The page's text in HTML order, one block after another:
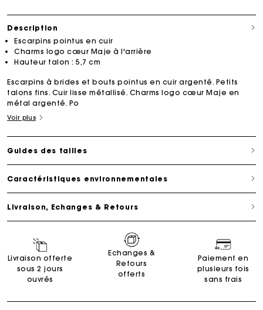
Description
Escarpins pointus en cuir
Charms logo cœur Maje à l'arrière
Hauteur talon : 5,7 cm
Escarpins à brides et bouts pointus en cuir argenté. Petits
talons fins. Cuir lisse métallisé. Charms logo cœur Maje en
métal argenté. Po
Voir plus
Guides des tailles
Caractéristiques environnementales
Livraison, Echanges & Retours
Livraison offerte
sous 2 jours
ouvrés
Echanges &
Retours
offerts
Paiement en
plusieurs fois
sans frais